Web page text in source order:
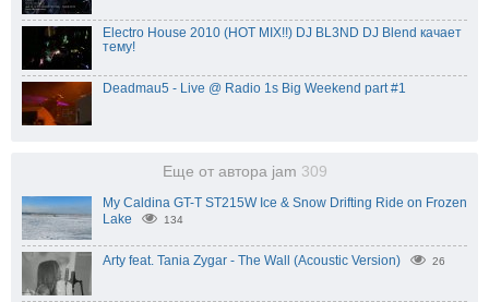
Electro House 2010 (HOT MIX!!) DJ BL3ND DJ Blend качает
тему!
Deadmau5 - Live @ Radio 1s Big Weekend part #1
Еще от автора jam 309
My Caldina GT-T ST215W Ice & Snow Drifting Ride on Frozen
Lake
134
Arty feat. Tania Zygar - The Wall (Acoustic Version) 26